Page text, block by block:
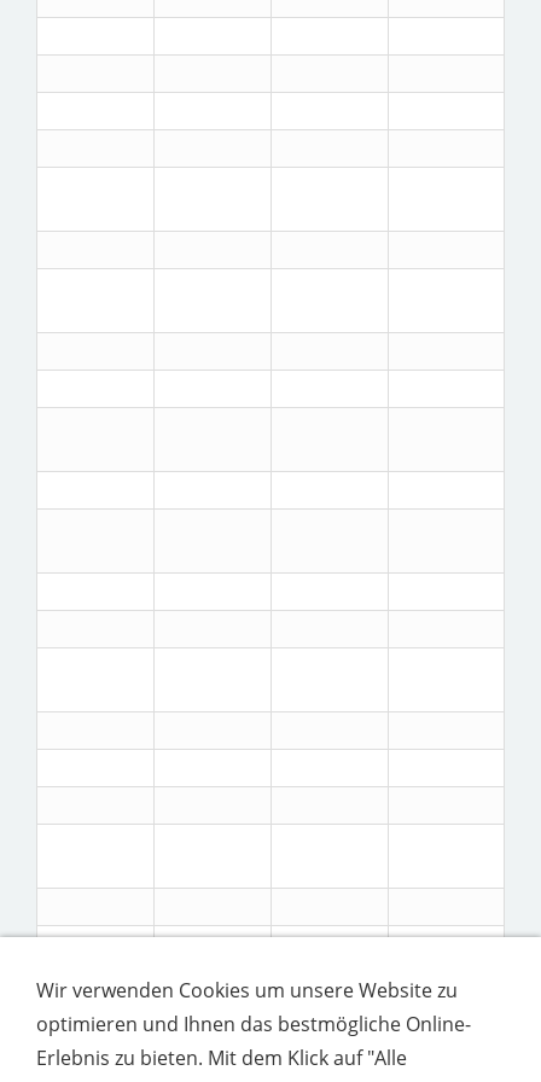
Wir verwenden Cookies um unsere Website zu
optimieren und Ihnen das bestmögliche Online-
Erlebnis zu bieten. Mit dem Klick auf "Alle